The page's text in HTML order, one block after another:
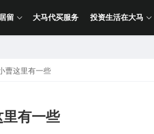
留 大马代买服务 投资生活在大马
曹这里有一些
有一些